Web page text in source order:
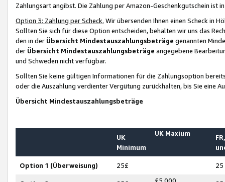
Zahlungsart angibst. Die Zahlung per Amazon-Geschenkgutschein ist
Option 3: Zahlung per Scheck. Wir übersenden Ihnen einen Scheck in
Sollten Sie sich für diese Option entscheiden, behalten wir uns das
den in der Übersicht Mindestauszahlungsbeträge genannten
der Übersicht Mindestauszahlungsbeträge angegebene
und Schweden nicht verfügbar.
Sollten Sie keine gültigen Informationen für die Zahlungsoption
oder die Auszahlung verdienter Vergütung zurückhalten, bis Sie
Übersicht Mindestauszahlungsbeträge
UK
Minimum
UK Maxium
Option 1 (Überweisung) 25£ 25
£5,000